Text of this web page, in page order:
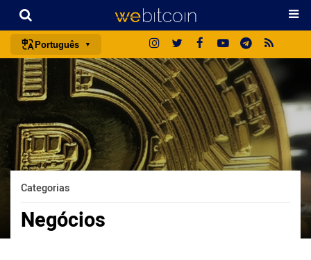
Português
português (BR)
english
español
français
italiano
日本語
中文
Categorias
Negócios